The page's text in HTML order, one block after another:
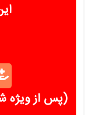
(پس از ویژه